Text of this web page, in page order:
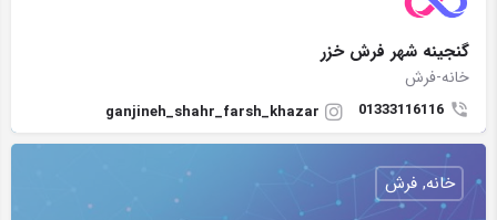
گنجینه شهر فرش خزر
خانه-فرش
01333116116
ganjineh_shahr_farsh_khazar
خانه, فرش